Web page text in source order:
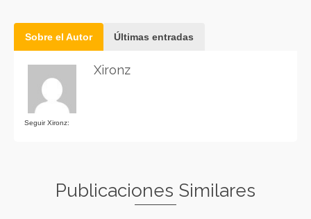
Sobre el Autor Últimas entradas
Seguir Xironz:
Xironz
Publicaciones Similares